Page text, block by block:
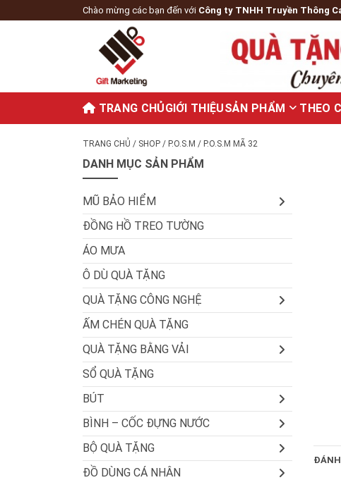
Chào mừng các bạn đến với Công ty TNHH Truyền Thông
TRANG CHỦGIỚI THIỆUSẢN PHẨM THEO
TRANG CHỦ / SHOP / P.O.S.M / P.O.S.M MÃ 32
DANH MỤC SẢN PHẨM
MŨ BẢO HIỂM
ĐỒNG HỒ TREO TƯỜNG
ÁO MƯA
Ô DÙ QUÀ TẶNG
QUÀ TẶNG CÔNG NGHỆ
ẤM CHÉN QUÀ TẶNG
QUÀ TẶNG BẰNG VẢI
SỔ QUÀ TẶNG
BÚT
BÌNH – CỐC ĐỰNG NƯỚC
BỘ QUÀ TẶNG
ĐỒ DÙNG CÁ NHÂN